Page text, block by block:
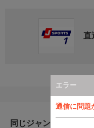
エラー
通信に問題
直
同じジャンルのおすす